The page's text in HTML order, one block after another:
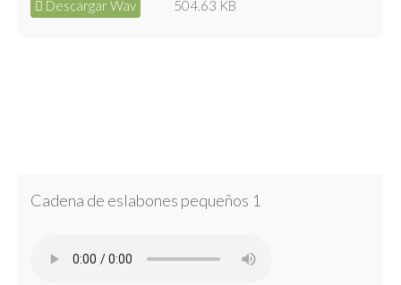
Descargar Wav 504.63 KB
Cadena de eslabones pequeños 1